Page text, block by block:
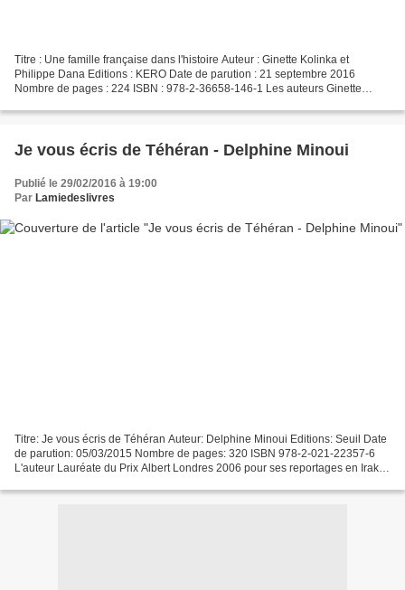
Titre : Une famille française dans l'histoire Auteur : Ginette Kolinka et
Philippe Dana Editions : KERO Date de parution : 21 septembre 2016
Nombre de pages : 224 ISBN : 978-2-36658-146-1 Les auteurs Ginette
Je vous écris de Téhéran - Delphine Minoui
Publié le 29/02/2016 à 19:00
Par Lamiedeslivres
Titre: Je vous écris de Téhéran Auteur: Delphine Minoui Editions: Seuil Date
de parution: 05/03/2015 Nombre de pages: 320 ISBN 978-2-021-22357-6
L'auteur Lauréate du Prix Albert Londres 2006 pour ses reportages en Irak et